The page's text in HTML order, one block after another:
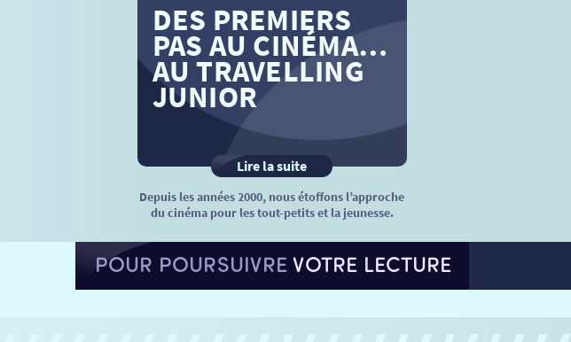
DES PREMIERS
PAS AU CINÉMA…
AU TRAVELLING
JUNIOR
Lire la suite
Depuis les années 2000, nous étoffons l’approche
du cinéma pour les tout-petits et la jeunesse.
POUR POURSUIVREVOTRE LECTURE